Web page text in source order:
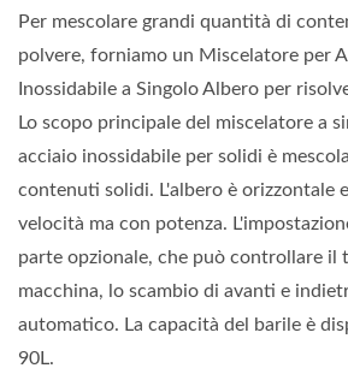
Per mescolare grandi quantità di
polvere, forniamo un Miscelatore per
Inossidabile a Singolo Albero per
Lo scopo principale del miscelatore a
acciaio inossidabile per solidi è
contenuti solidi. L'albero è orizzontale
velocità ma con potenza.
parte opzionale, che può controllare il
macchina, lo scambio di avanti e
automatico. La capacità del barile è
90L.